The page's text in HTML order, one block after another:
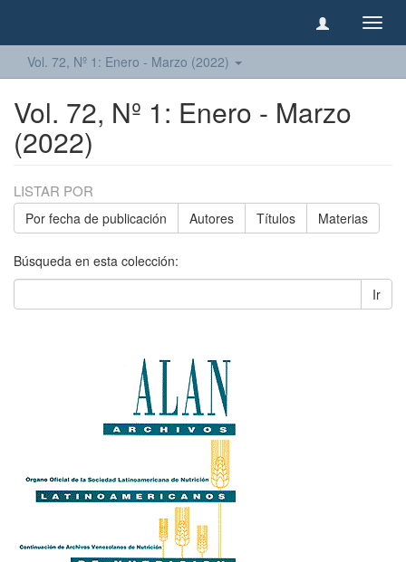
Vol. 72, Nº 1: Enero - Marzo (2022)
Vol. 72, Nº 1: Enero - Marzo
(2022)
LISTAR POR
Por fecha de publicación Autores Títulos Materias
Búsqueda en esta colección:
Ir